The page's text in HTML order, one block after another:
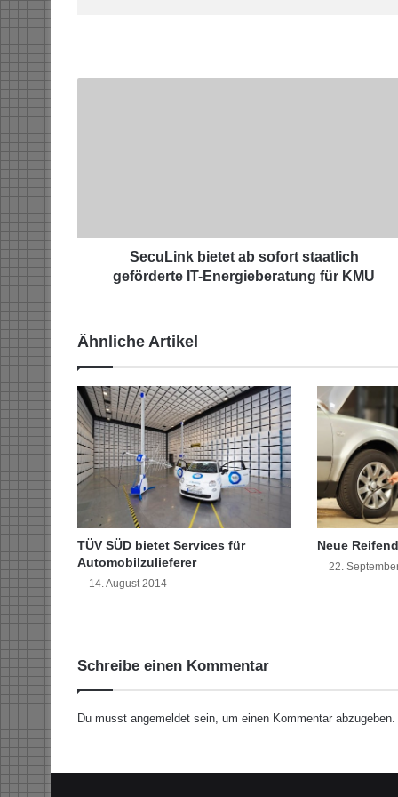
b
t
a
b
s
o
f
o
r
t
a
g
ö
SecuLink bietet ab sofort staatlich
geförderte IT-Energieberatung für KMU
Ähnliche Artikel
TÜV SÜD bietet Services für
Automobilzulieferer
14. August 2014
Neue
22.
Schreibe einen Kommentar
Du musst angemeldet sein, um einen Kommentar abzugeben.